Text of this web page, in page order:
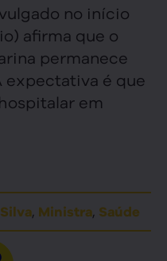
no início
afirma que o
permanece
expectativa é que
em
, Ministra, Saúde